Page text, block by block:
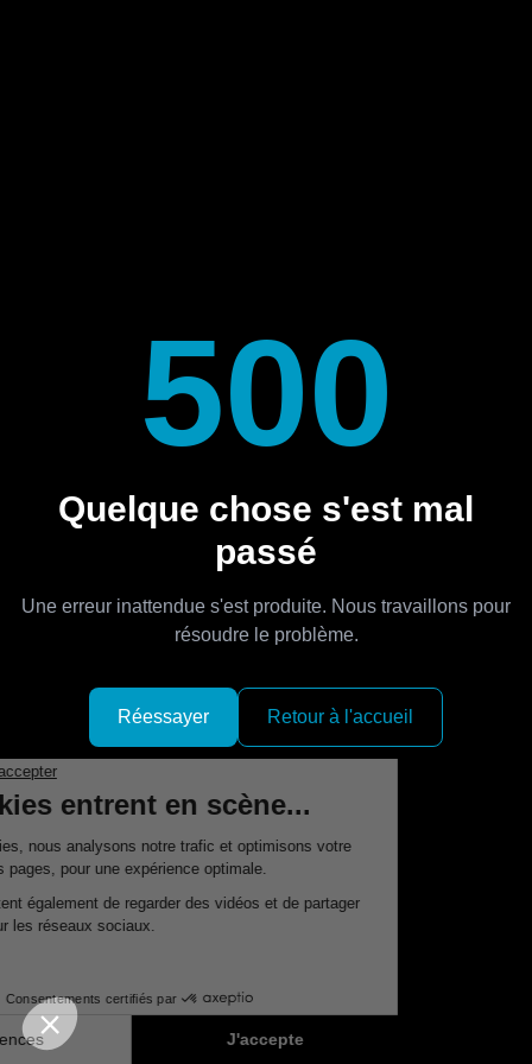
500
Quelque chose s'est mal
passé
Une erreur inattendue s'est produite. Nous travaillons pour
résoudre le problème.
Réessayer Retour à l'accueil